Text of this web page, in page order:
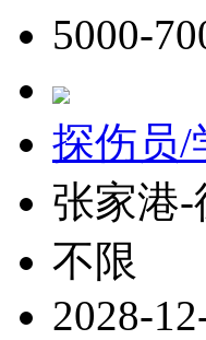
5000-
探伤员/
张家港-
不限
2028-